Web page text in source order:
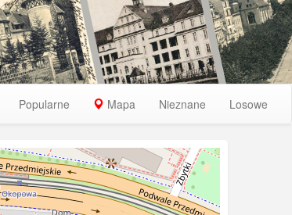
Popularne Mapa Nieznane Losowe